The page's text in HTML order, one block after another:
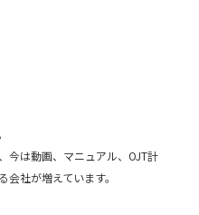
今は動画、マニュアル、OJT計
社が増えています。